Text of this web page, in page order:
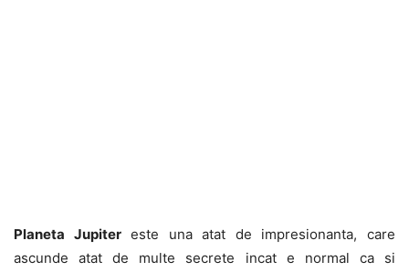
Planeta Jupitereste una atat de impresionanta, care
ascunde atat de multe secrete incat e normal ca si